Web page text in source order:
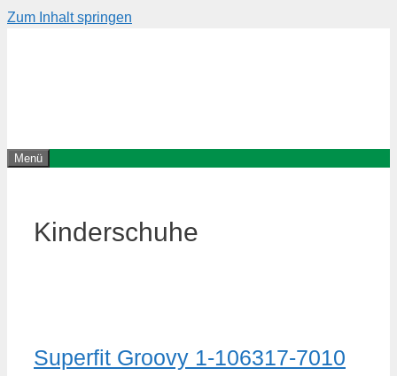
Zum Inhalt springen
Menü
Kinderschuhe
Superfit Groovy 1-106317-7010